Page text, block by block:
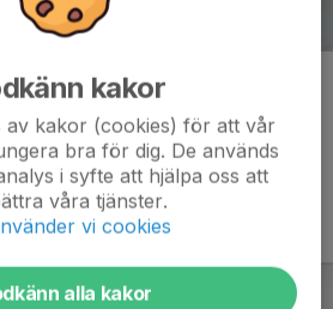
kakor
av kakor (cookies) för att vår
bra för dig. De används
i syfte att hjälpa oss att
våra tjänster.
vi cookies
alla kakor